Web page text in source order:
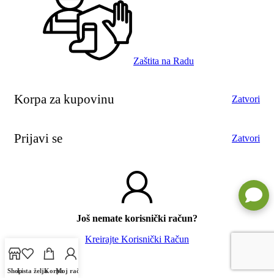
Zaštita na Radu
Korpa za kupovinu Zatvori
Prijavi se Zatvori
Još nemate korisnički račun?
Kreirajte Korisnički Račun
ShopLista željaKorpaMoj račun